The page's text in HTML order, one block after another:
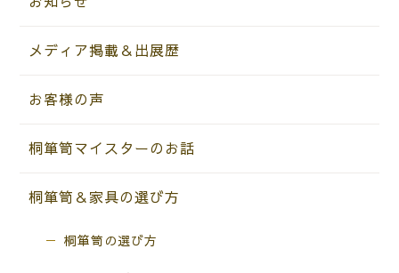
メディア掲載＆出展歴
お客様の声
桐箪笥マイスターのお話
桐箪笥＆家具の選び方
桐箪笥の選び方